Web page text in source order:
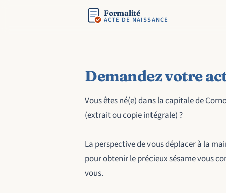
Formalité
ACTE DE NAISSANCE
Demandez votre
Vous êtes né(e) dans la capitale de
(extrait ou copie intégrale) ?
La perspective de vous déplacer à la
pour obtenir le précieux sésame vous
vous.